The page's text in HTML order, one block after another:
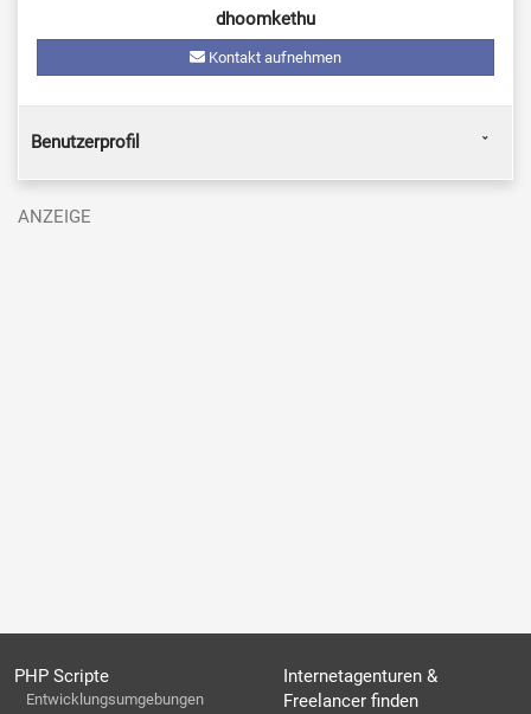
dhoomkethu
Kontakt aufnehmen
Benutzerprofil
PHP Scripte
Entwicklungsumgebungen
Internetagenturen &
Freelancer finden